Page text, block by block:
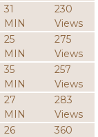
31
MIN
230
Views
25
MIN
275
Views
35
MIN
257
Views
27
MIN
283
Views
26
360